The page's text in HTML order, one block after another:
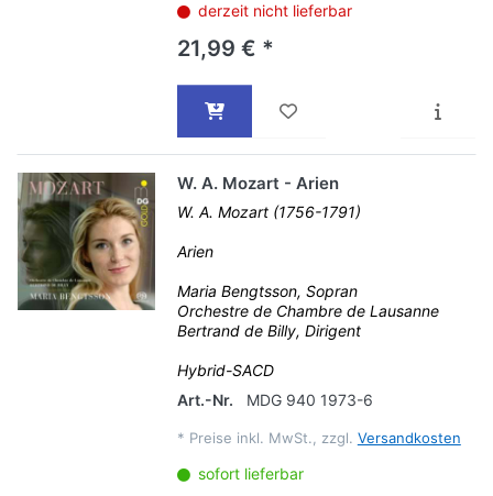
derzeit nicht lieferbar
21,99 € *
W. A. Mozart - Arien
W. A. Mozart (1756-1791)
Arien
Maria Bengtsson, Sopran
Orchestre de Chambre de Lausanne
Bertrand de Billy, Dirigent
Hybrid-SACD
Art.-Nr.
MDG 940 1973-6
* Preise inkl. MwSt., zzgl. Versandkosten
sofort lieferbar